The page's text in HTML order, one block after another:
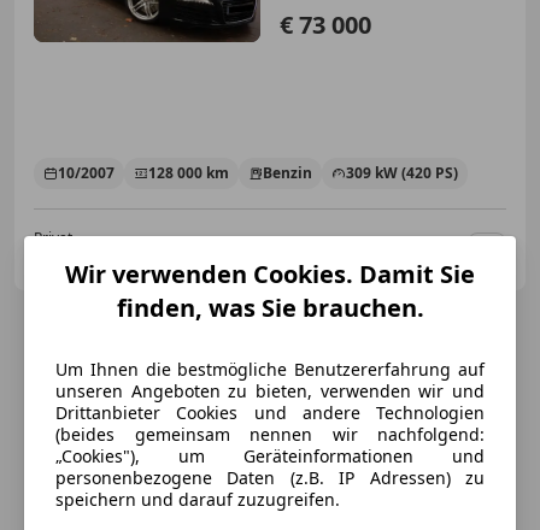
€ 73 000
10/2007 128 000 km Benzin 309 kW (420 PS)
Privat
Wir verwenden Cookies. Damit Sie
finden, was Sie brauchen.
Um Ihnen die bestmögliche Benutzererfahrung auf
unseren Angeboten zu bieten, verwenden wir und
Drittanbieter Cookies und andere Technologien
(beides gemeinsam nennen wir nachfolgend:
„Cookies"), um Geräteinformationen und
personenbezogene Daten (z.B. IP Adressen) zu
speichern und darauf zuzugreifen.